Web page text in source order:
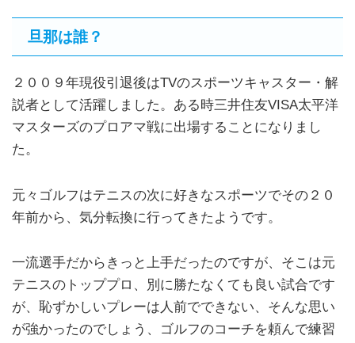
旦那は誰？
２００９年現役引退後はTVのスポーツキャスター・解
説者として活躍しました。ある時三井住友VISA太平洋
マスターズのプロアマ戦に出場することになりまし
た。
元々ゴルフはテニスの次に好きなスポーツでその２０
年前から、気分転換に行ってきたようです。
一流選手だからきっと上手だったのですが、そこは元
テニスのトッププロ、別に勝たなくても良い試合です
が、恥ずかしいプレーは人前でできない、そんな思い
が強かったのでしょう、ゴルフのコーチを頼んで練習